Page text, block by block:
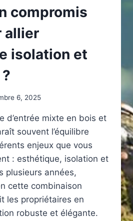
compromis
allier
isolation et
6, 2025
d’entrée mixte en bois et
souvent l’équilibre
enjeux que vous
: esthétique, isolation et
plusieurs années,
cette combinaison
les propriétaires en
robuste et élégante.